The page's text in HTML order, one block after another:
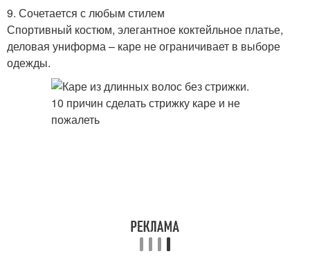
9. Сочетается с любым стилем
Спортивный костюм, элегантное коктейльное платье,
деловая униформа – каре не ограничивает в выборе
одежды.